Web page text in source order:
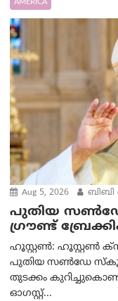
AMERICA
Aug 5, 2026 ബിബി
പുതിയ സൺഡേ
ഗ്രൗണ്ട്
ഹൂസ്റ്റൺ: ഹൂസ്റ്റൺ
പുതിയ സൺഡേ സ്കൂൾ
തുടക്കം
ഓഗസ്റ്റ്...